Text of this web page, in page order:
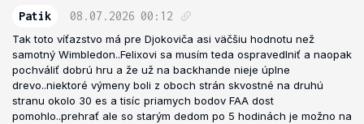
Patik 08.07.2026 00:12
Tak toto víťazstvo má pre Djokoviča asi väčšiu hodnotu než
samotný Wimbledon..Felixovi sa musím teda ospravedlniť a naopak
pochváliť dobrú hru a že už na backhande nieje úplne
drevo..niektoré výmeny boli z oboch strán skvostné na druhú
stranu okolo 30 es a tisíc priamych bodov FAA dost
pomohlo..prehrať ale so starým dedom po 5 hodinách je možno na